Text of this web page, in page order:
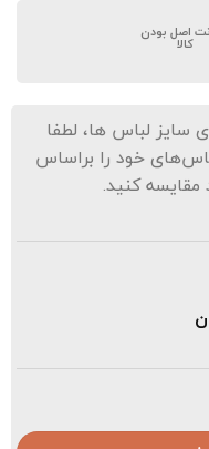
اصل بودن
لباس ها، لطفا
خود را براساس
کنید.